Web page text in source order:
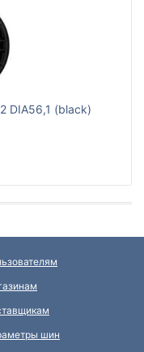
DIA56,1 (black)
шин